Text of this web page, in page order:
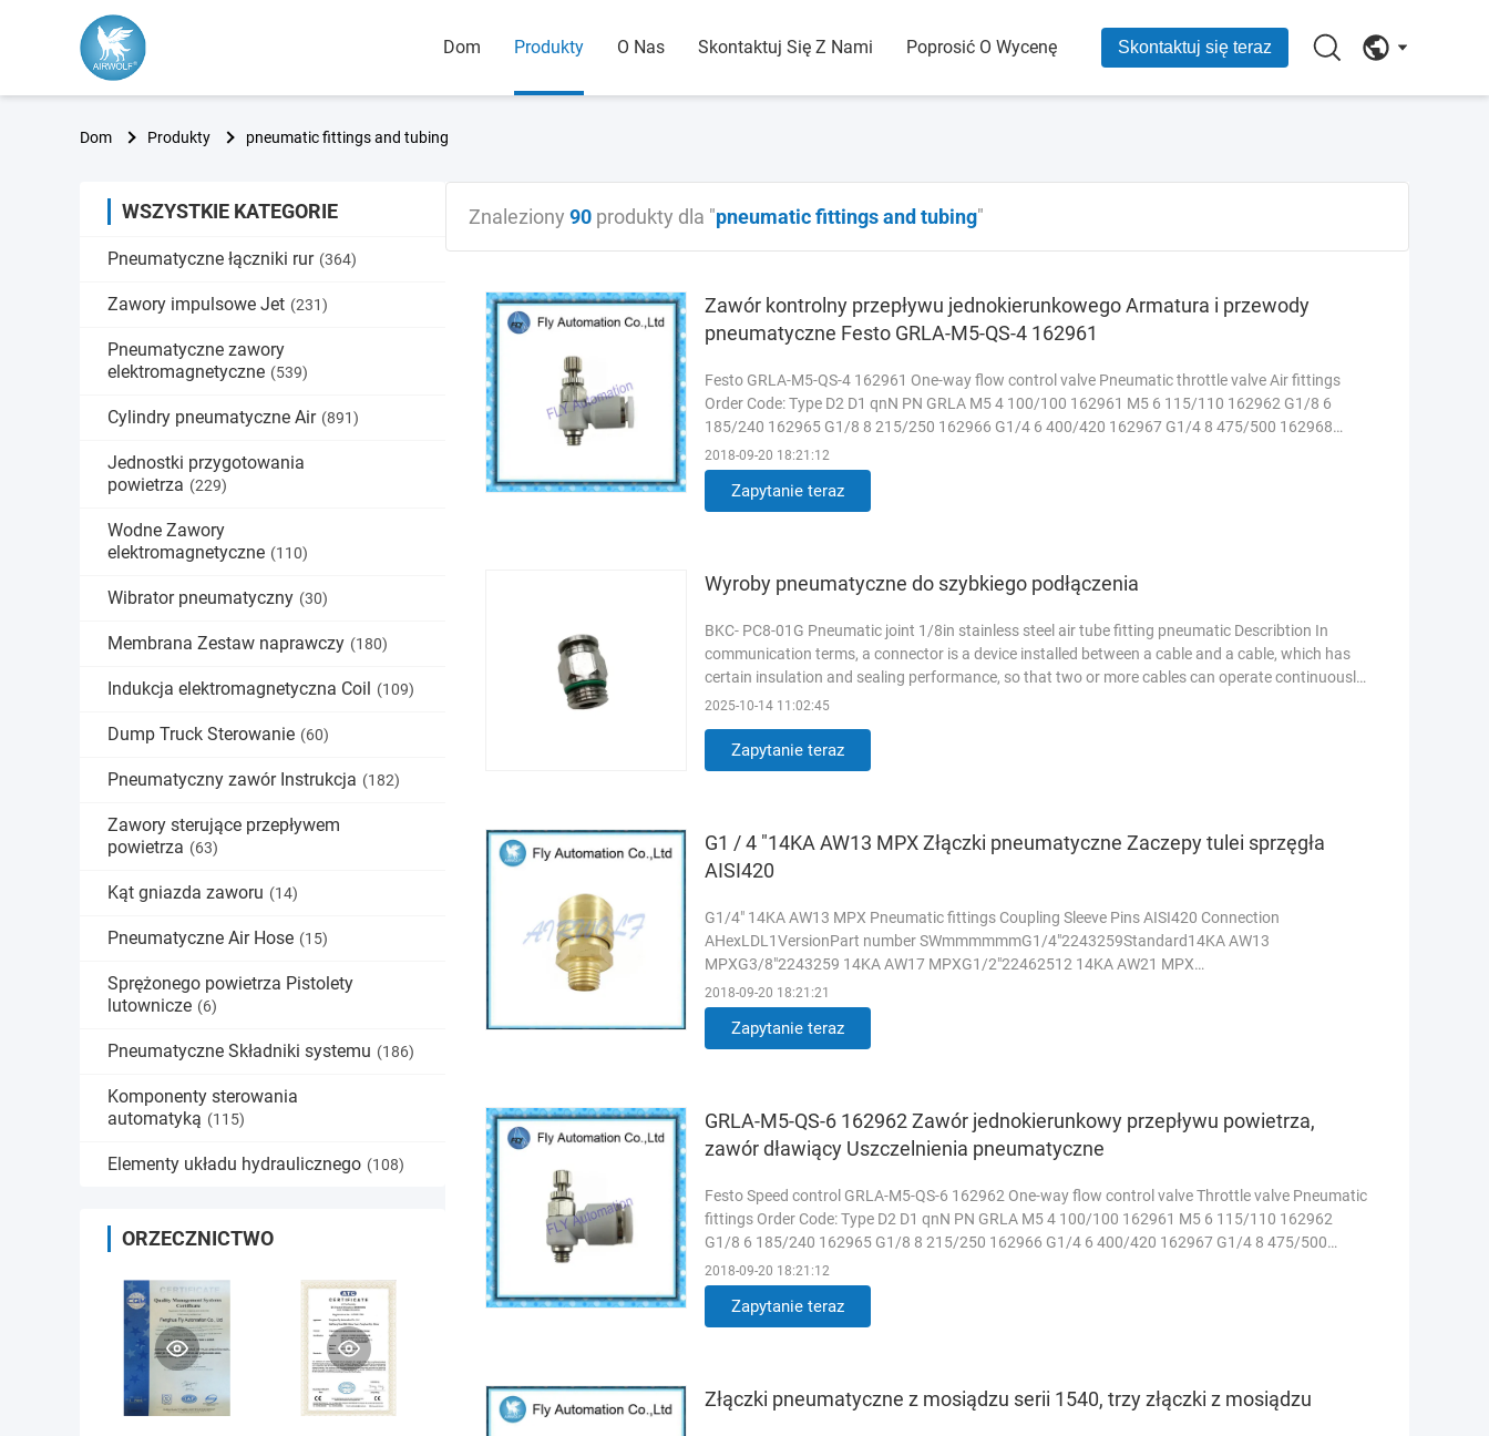
Dom Produkty O Nas Skontaktuj Się Z Nami Poprosić O Wycenę Skontaktuj się teraz
Dom Produkty pneumatic fittings and tubing
WSZYSTKIE KATEGORIE
Pneumatyczne łączniki rur (364)
Zawory impulsowe Jet (231)
Pneumatyczne zawory
elektromagnetyczne (539)
Cylindry pneumatyczne Air (891)
Jednostki przygotowania
powietrza (229)
Wodne Zawory
elektromagnetyczne (110)
Wibrator pneumatyczny (30)
Membrana Zestaw naprawczy (180)
Indukcja elektromagnetyczna Coil (109)
Dump Truck Sterowanie (60)
Pneumatyczny zawór Instrukcja (182)
Zawory sterujące przepływem
powietrza (63)
Kąt gniazda zaworu (14)
Pneumatyczne Air Hose (15)
Sprężonego powietrza Pistolety
lutownicze (6)
Pneumatyczne Składniki systemu (186)
Komponenty sterowania
automatyką (115)
Elementy układu hydraulicznego (108)
ORZECZNICTWO
Znaleziony 90 produkty dla "pneumatic fittings and tubing"
Zawór kontrolny przepływu jednokierunkowego Armatura i przewody
pneumatyczne Festo GRLA-M5-QS-4 162961
Festo GRLA-M5-QS-4 162961 One-way flow control valve Pneumatic throttle valve Air fittings
Order Code: Type D2 D1 qnN PN GRLA M5 4 100/100 162961 M5 6 115/110 162962 G1/8 6
185/240 162965 G1/8 8 215/250 162966 G1/4 6 400/420 162967 G1/4 8 475/500 162968
G3/8 6 495/495 162969 G3/8 8 820/850 162970 ...
2018-09-20 18:21:12
Zapytanie teraz
Wyroby pneumatyczne do szybkiego podłączenia
BKC- PC8-01G Pneumatic joint 1/8in stainless steel air tube fitting pneumatic Describtion In
communication terms, a connector is a device installed between a cable and a cable, which has
certain insulation and sealing performance, so that two or more cables can operate continuously.
In genetic ... Czytaj więcej
2025-10-14 11:02:45
Zapytanie teraz
G1 / 4 "14KA AW13 MPX Złączki pneumatyczne Zaczepy tulei sprzęgła
AISI420
G1/4" 14KA AW13 MPX Pneumatic fittings Coupling Sleeve Pins AISI420 Connection
AHexLDL1VersionPart number SWmmmmmmG1/4"2243259Standard14KA AW13
MPXG3/8"2243259 14KA AW17 MPXG1/2"22462512 14KA AW21 MPX
MaterialStandardCoupling Back bodyBrassValve bodyBrassSleeveBrassValveBrassSpring and
Locking ... Czytaj więcej
2018-09-20 18:21:21
Zapytanie teraz
GRLA-M5-QS-6 162962 Zawór jednokierunkowy przepływu powietrza,
zawór dławiący Uszczelnienia pneumatyczne
Festo Speed control GRLA-M5-QS-6 162962 One-way flow control valve Throttle valve Pneumatic
fittings Order Code: Type D2 D1 qnN PN GRLA M5 4 100/100 162961 M5 6 115/110 162962
G1/8 6 185/240 162965 G1/8 8 215/250 162966 G1/4 6 400/420 162967 G1/4 8 475/500
162968 G3/8 6 495/495 162969 G3/8 8 820/850 ...
2018-09-20 18:21:12
Zapytanie teraz
Złączki pneumatyczne z mosiądzu serii 1540, trzy złączki z mosiądzu